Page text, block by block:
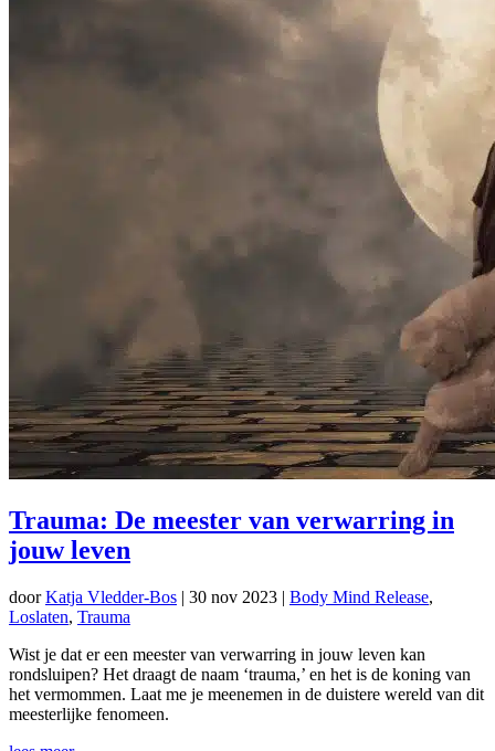
Trauma: De meester van verwarring in
jouw leven
doorKatja Vledder-Bos | 30 nov 2023 | Body Mind Release,
Loslaten, Trauma
Wist je dat er een meester van verwarring in jouw leven kan
rondsluipen? Het draagt de naam ‘trauma,’ en het is de koning van
het vermommen. Laat me je meenemen in de duistere wereld van dit
meesterlijke fenomeen.